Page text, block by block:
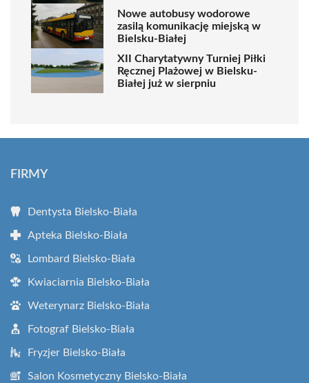
Nowe autobusy wodorowe
zasilą komunikację miejską w
Bielsku-Białej
XII Charytatywny Turniej Piłki
Ręcznej Plażowej w Bielsku-
Białej już w sierpniu
FIRMY
Dentysta Bielsko-Biała
Apteka Bielsko-Biała
Lombard Bielsko-Biała
Kwiaciarnia Bielsko-Biała
Weterynarz Bielsko-Biała
Fotograf Bielsko-Biała
Fryzjer Bielsko-Biała
Salon Kosmetyczny Bielsko-Biała